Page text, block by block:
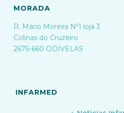
MORADA
R. Mário Moreira Nº1 loja 3
Colinas do Cruzeiro
2675-660 ODIVELAS
INFARMED